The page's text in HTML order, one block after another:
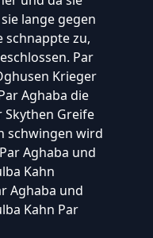
lange gegen
schnappte zu,
Par
Krieger
Aghaba die
Skythen Greife
schwingen wird
Aghaba und
Kahn
Aghaba und
Kahn Par